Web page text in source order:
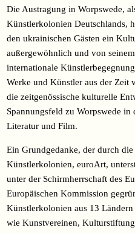
Die Austragung in Worpswede,
Künstlerkolonien Deutschlands,
den ukrainischen Gästen ein
außergewöhnlich und von
internationale
Werke und Künstler aus der
die zeitgenössische kulturelle
Spannungsfeld zu Worpswede
Literatur und Film.
Ein Grundgedanke, der durch
Künstlerkolonien, euroArt,
unter der Schirmherrschaft des
Europäischen Kommission
Künstlerkolonien aus 13
wie Kunstvereinen,